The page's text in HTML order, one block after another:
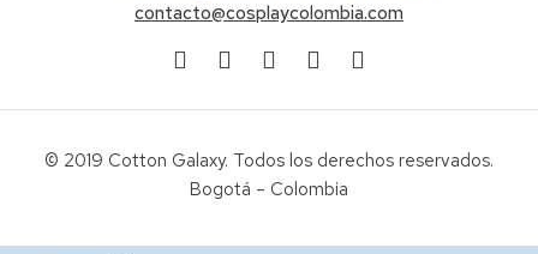
contacto@cosplaycolombia.com
© 2019 Cotton Galaxy. Todos los derechos reservados.
Bogotá – Colombia